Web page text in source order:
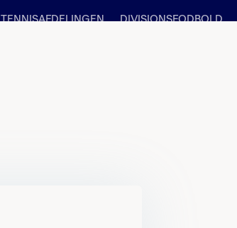
TENNISAFDELINGEN DIVISIONSFODBOLD